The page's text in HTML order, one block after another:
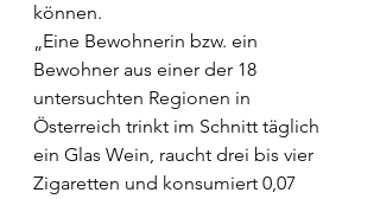
können.
„Eine Bewohnerin bzw. ein
Bewohner aus einer der 18
untersuchten Regionen in
Österreich trinkt im Schnitt täglich
ein Glas Wein, raucht drei bis vier
Zigaretten und konsumiert 0,07